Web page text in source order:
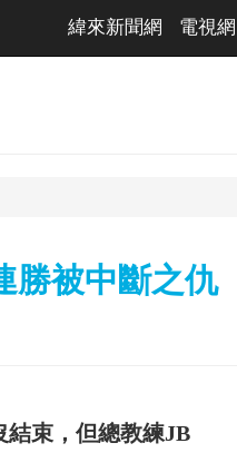
緯來新聞網 電視網
勝被中斷之仇
結束，但總教練JB